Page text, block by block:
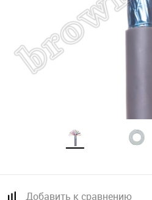
Добавить к сравнению